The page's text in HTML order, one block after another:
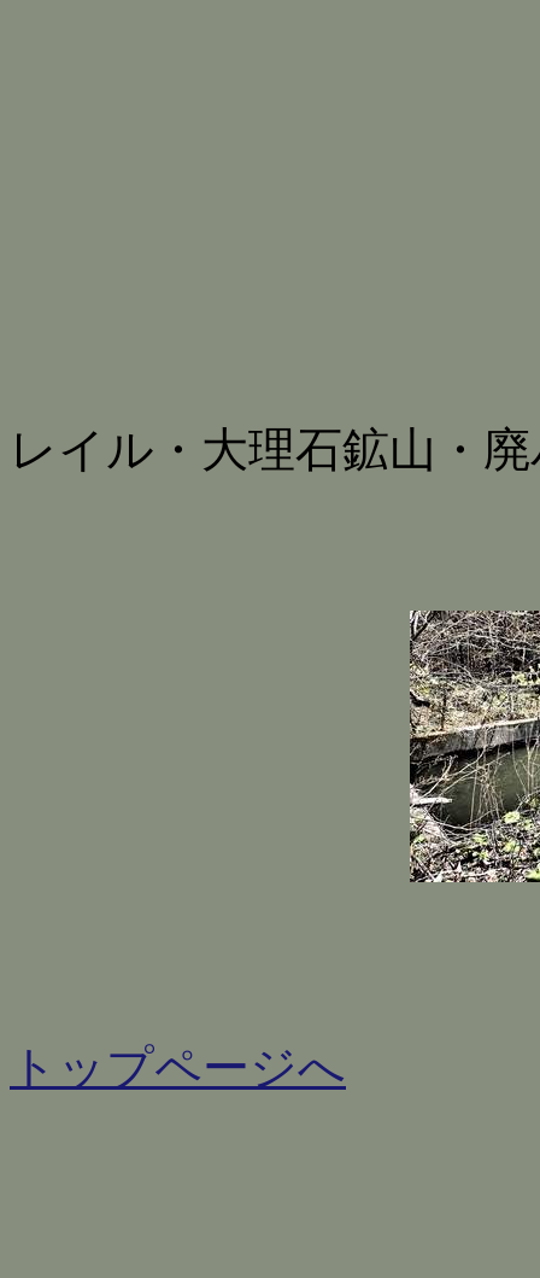
レイル・大理石鉱山・
トップページへ